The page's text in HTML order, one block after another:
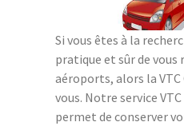
Si vous êtes à la
pratique et sûr de vous
aéroports, alors la
vous. Notre service
permet de conserver